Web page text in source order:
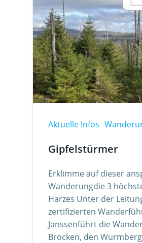
Aktuelle Infos
Gipfelstürmer
Erklimme auf dieser
Wanderungdie 3
Harzes Unter der
zertifizierten
Janssenführt die
Brocken, den